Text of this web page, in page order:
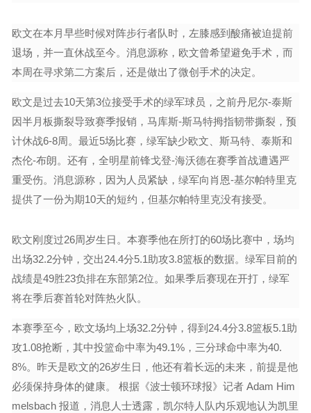
欧文在本月早些时候对阵步行者队时，左膝感到酸痛被迫提前
退场，并一直休战至今。消息源称，欧文曾希望避免手术，而
本周在寻求第二方案后，还是做出了微创手术的决定。
欧文是过去10天第3位接受手术的绿军球员，之前丹尼尔-泰斯
因半月板撕裂导致赛季报销，马库斯-斯马特拇指韧带撕裂，预
计休战6-8周。最近5场比赛，绿军缺少欧文、斯马特、泰斯和
杰伦-布朗。还有，全明星前锋戈登-海沃德在赛季首战遭遇严
重受伤。消息源称，因为人员紧缺，绿军向肖恩-基尔帕特里克
提供了一份为期10天的短约，但基尔帕特里克没有接受。
欧文刚度过26周岁生日。本赛季他在所打的60场比赛中，场均
出场32.2分钟，交出24.4分5.1助攻3.8篮板的数据。绿军目前的
战绩是49胜23负排在东部第2位。如果季后赛现在开打，绿军
将在季后赛首轮对阵热火队。
本赛季至今，欧文场均上场32.2分钟，得到24.4分3.8篮板5.1助
攻1.08抢断，其中投篮命中率为49.1%，三分球命中率为40.
8%。昨天是欧文的26岁生日，他还有着长远的未来，前提是他
必须保持身体的健康。 根据《波士顿环球报》记者 Adam Him
melsbach 报道，消息人士透露，凯尔特人队内乐观地认为凯里